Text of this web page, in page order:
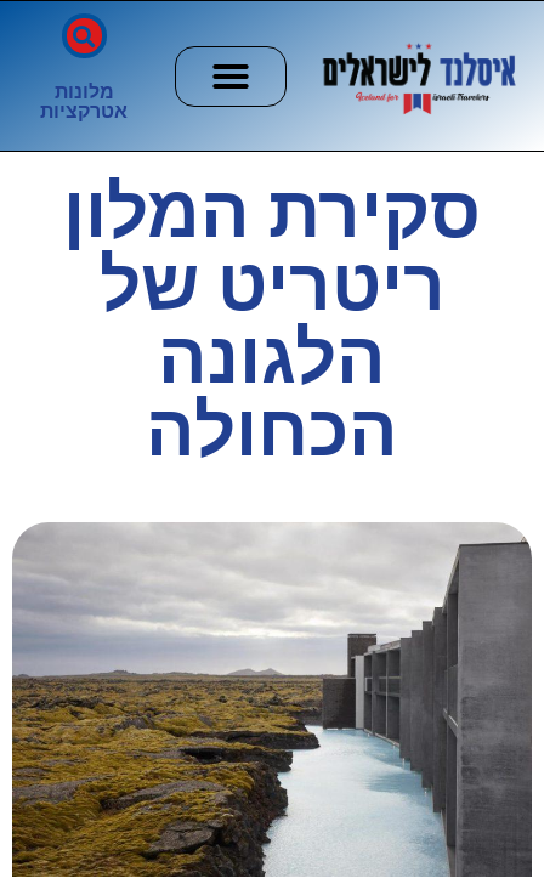
מלונות
אטרקציות
סקירת המלון
ריטריט של
הלגונה
הכחולה